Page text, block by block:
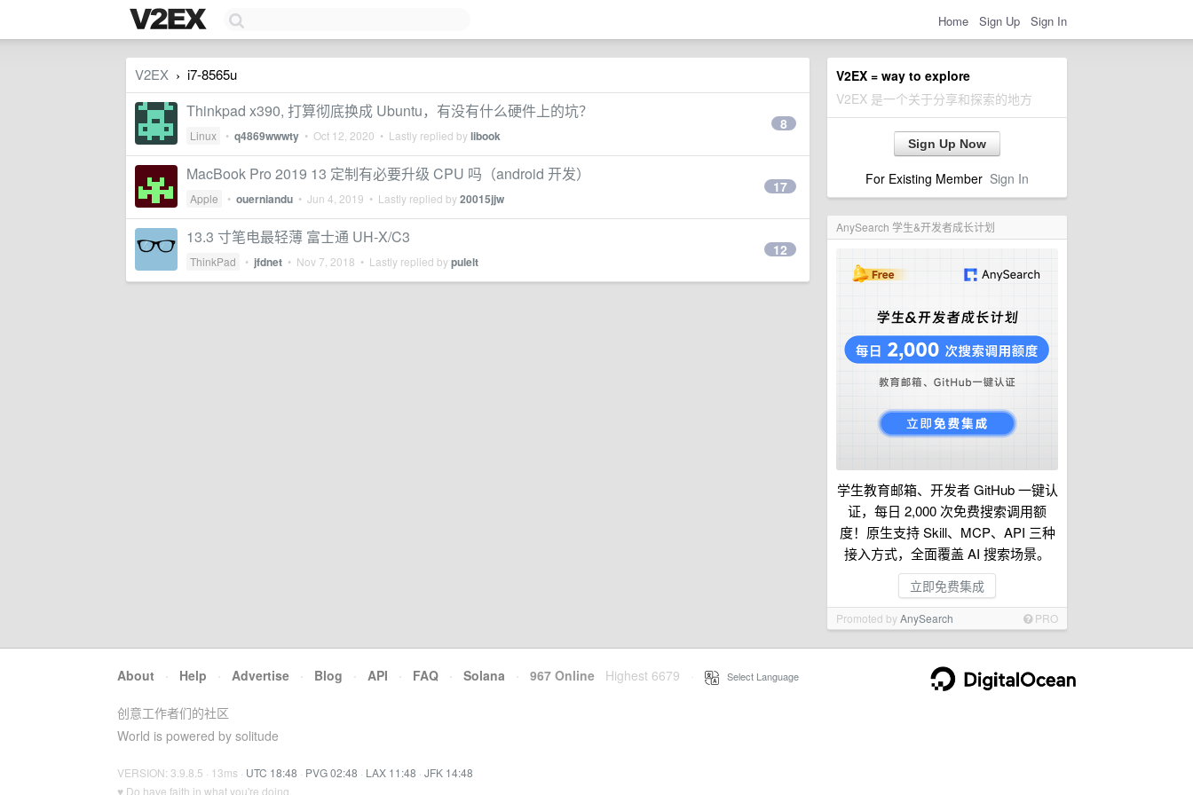
Home Sign Up Sign In
V2EX = way to explore
V2EX 是一个关于分享和探索的地方
Sign Up Now
For Existing Member Sign In
AnySearch 学生&开发者成长计划
学生教育邮箱、开发者 GitHub 一键认
证，每日 2,000 次免费搜索调用额
度！原生支持 Skill、MCP、API 三种
接入方式，全面覆盖 AI 搜索场景。
立即免费集成
Promoted byAnySearch PRO
V2EX › i7-8565u
Thinkpad x390, 打算彻底换成 Ubuntu，有没有什么硬件上的坑？
Linux • q4869wwwty • Oct 12, 2020 • Lastly replied bylibook
8
MacBook Pro 2019 13 定制有必要升级 CPU 吗（android 开发）
Apple • ouerniandu • Jun 4, 2019 • Lastly replied by20015jjw
17
13.3 寸笔电最轻薄 富士通 UH-X/C3
ThinkPad • jfdnet • Nov 7, 2018 • Lastly replied bypulelt
12
About · Help · Advertise · Blog · API · FAQ · Solana · 967 Online Highest 6679 Select Language
创意工作者们的社区
World is powered by solitude
VERSION: 3.9.8.5 · 13ms · UTC 18:48 · PVG 02:48 · LAX 11:48 · JFK 14:48
♥ Do have faith in what you're doing.